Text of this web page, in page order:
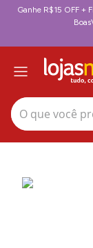
Ganhe R$15 OFF +
O que você